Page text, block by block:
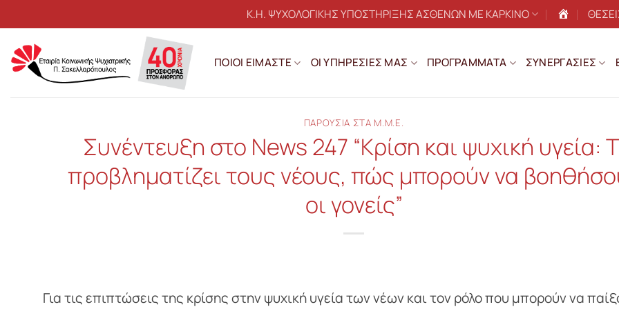
στο
περιεχόμενο
Κ.Η. ΨΥΧΟΛΟΓΙΚΗΣ ΥΠΟΣΤΗΡΙΞΗΣ ΑΣΘΕΝΩΝ ΜΕ ΚΑΡΚΙΝΟ Αρχική
ΠΟΙΟΙ ΕΙΜΑΣΤΕ ΟΙ ΥΠΗΡΕΣΙΕΣ ΜΑΣ ΠΡΟΓΡΑΜΜΑΤΑ ΣΥΝΕΡΓΑΣΙΕΣ
ΠΑΡΟΥΣΙΑ ΣΤΑ Μ.Μ.Ε.
Συνέντευξη στο News 247 “Κρίση και ψυχική υγεία:
προβληματίζει τους νέους, πώς μπορούν να
οι γονείς”
Για τις επιπτώσεις της κρίσης στην ψυχική υγεία των νέων και τον ρόλο που μπορούν να